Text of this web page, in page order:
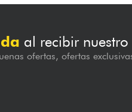
al recibir
ofertas, ofertas